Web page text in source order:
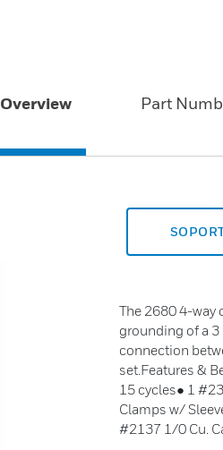
Overview Part
The 2680 4-way
grounding of a
connection
set.Features &
15 cycles● 1
Clamps w/
#2137 1/0 Cu.